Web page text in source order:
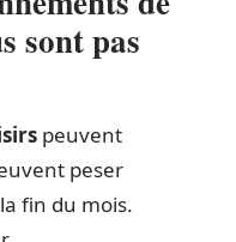
sont pas
peuvent
peser
fin du mois.